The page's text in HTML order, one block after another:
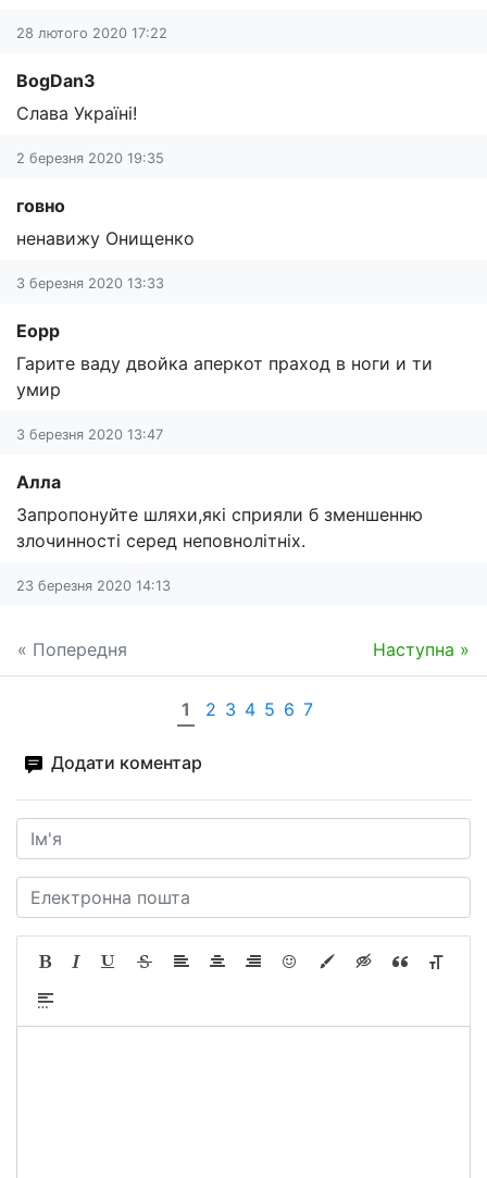
28 лютого 2020 17:22
BogDan3
Слава Україні!
2 березня 2020 19:35
говно
ненавижу Онищенко
3 березня 2020 13:33
Еорр
Гарите ваду двойка аперкот праход в ноги и ти
умир
3 березня 2020 13:47
Алла
Запропонуйте шляхи,які сприяли б зменшенню
злочинності серед неповнолітніх.
23 березня 2020 14:13
« Попередня Наступна »
1 2 3 4 5 6 7
Додати коментар